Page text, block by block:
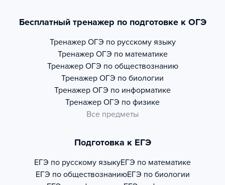
Бесплатный тренажер по подготовке к ОГЭ
Тренажер ОГЭ по русскому языку
Тренажер ОГЭ по математике
Тренажер ОГЭ по обществознанию
Тренажер ОГЭ по биологии
Тренажер ОГЭ по информатике
Тренажер ОГЭ по физике
Все предметы
Подготовка к ЕГЭ
ЕГЭ по русскому языкуЕГЭ по математике
ЕГЭ по обществознаниюЕГЭ по биологии